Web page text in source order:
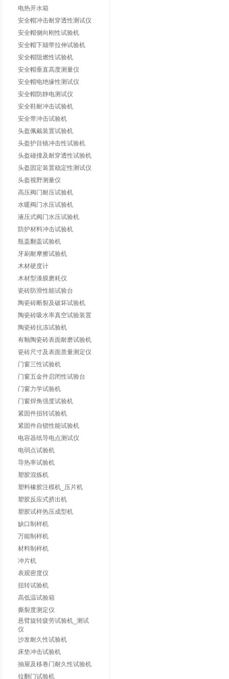
电热开水箱
安全帽冲击耐穿透性测试仪
安全帽侧向刚性试验机
安全帽下颏带拉伸试验机
安全帽阻燃性试验机
安全帽垂直高度测量仪
安全帽电绝缘性测试仪
安全帽防静电测试仪
安全鞋耐冲击试验机
安全带冲击试验机
头盔佩戴装置试验机
头盔护目镜冲击性试验机
头盔碰撞及耐穿透性试验机
头盔固定装置稳定性测试仪
头盔视野测量仪
高压阀门耐压试验机
水暖阀门水压试验机
液压式阀门水压试验机
防护材料冲击试验机
瓶盖翻盖试验机
牙刷耐摩擦试验机
木材硬度计
木材型漆膜磨耗仪
瓷砖防滑性能试验台
陶瓷砖断裂及破坏试验机
陶瓷砖吸水率真空试验装置
陶瓷砖抗冻试验机
有釉陶瓷砖表面耐磨试验机
瓷砖尺寸及表面质量测定仪
门窗三性试验机
门窗五金件启闭性试验台
门窗力学试验机
门窗焊角强度试验机
紧固件扭转试验机
紧固件自锁性能试验机
电容器纸导电点测试仪
电弱点试验机
导热率试验机
塑胶混炼机
塑料橡胶注模机_压片机
塑胶反应式挤出机
塑胶试样热压成型机
缺口制样机
万能制样机
材料制样机
冲片机
表观密度仪
扭转试验机
高低温试验箱
撕裂度测定仪
悬臂旋转疲劳试验机_测试
仪
沙发耐久性试验机
床垫冲击试验机
抽屉及移卷门耐久性试验机
拉翻门试验机